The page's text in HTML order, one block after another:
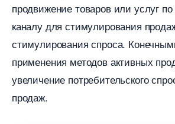
продвижение товаров или услуг
каналу для стимулирования
стимулирования спроса.
применения методов активных
увеличение потребительского
продаж.